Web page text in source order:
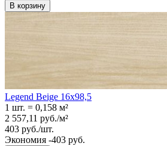
В корзину
Legend Beige 16x98,5
1 шт. = 0,158 м²
2 557,11 руб./м²
403 руб./шт.
Экономия -403 руб.